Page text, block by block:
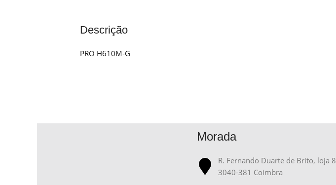
Descrição
PRO H610M-G
Morada
R. Fernando Duarte de Brito, loja 8
3040-381 Coimbra